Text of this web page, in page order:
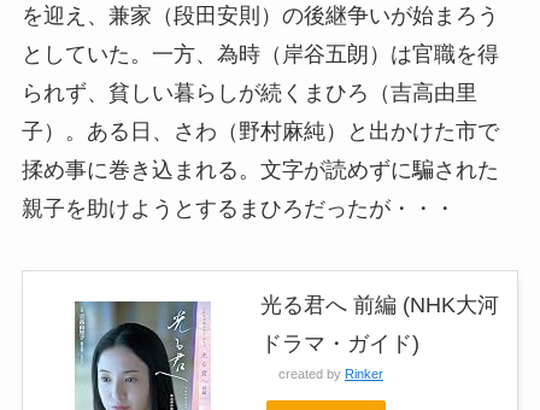
を迎え、兼家（段田安則）の後継争いが始まろう
としていた。一方、為時（岸谷五朗）は官職を得
られず、貧しい暮らしが続くまひろ（吉高由里
子）。ある日、さわ（野村麻純）と出かけた市で
揉め事に巻き込まれる。文字が読めずに騙された
親子を助けようとするまひろだったが・・・
光る君へ 前編 (NHK大河
ドラマ・ガイド)
created by Rinker